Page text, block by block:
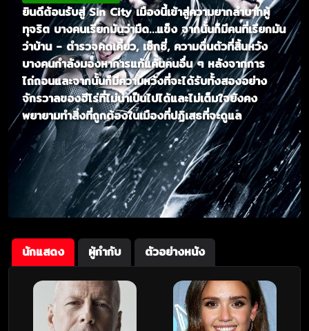
ยินดีต้อนรับสู่ Sin City เมืองนี้เข้าสู่ความยากลำบากผู้
ทุจริต บางคนเรียกมันว่ามืด…แข็ง จากนั้นก็มีคนที่เรียกมัน
ว่าบ้าน - ตำรวจคดเคี้ยว, เซ็กซี่, ความตื่นตัวที่สิ้นหวัง
บางคนกำลังมองหาการแก้แค้นคนอื่น ๆ หลังจากการ
ไถ่ถอนและจากนั้นก็มีความหวังที่จะได้รับทั้งสองอย่าง
จักรวาลของฮีโร่ที่ไม่น่าเป็นไปได้และไม่เต็มใจยังคง
พยายามทำสิ่งที่ถูกต้องในเมืองที่ปฏิเสธที่จะดูแล
นักแสดง ผู้กำกับ ตัวอย่างหนัง